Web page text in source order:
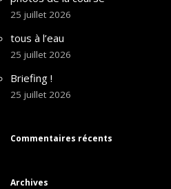
25 juillet 2026
tous à l’eau
25 juillet 2026
Briefing !
25 juillet 2026
Commentaires récents
Archives